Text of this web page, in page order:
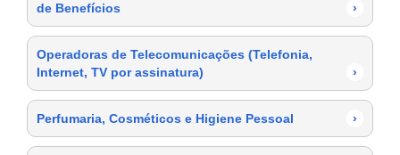
de Benefícios
›
Operadoras de Telecomunicações (Telefonia,
Internet, TV por assinatura)
›
Perfumaria, Cosméticos e Higiene Pessoal ›